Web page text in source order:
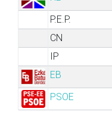
P.E.P.
CN
IP
EB
PSOE